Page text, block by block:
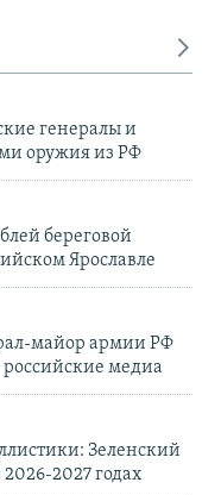
генералы и
оружия из РФ
береговой
Ярославле
майор армии РФ
российские медиа
Зеленский
2027 годах